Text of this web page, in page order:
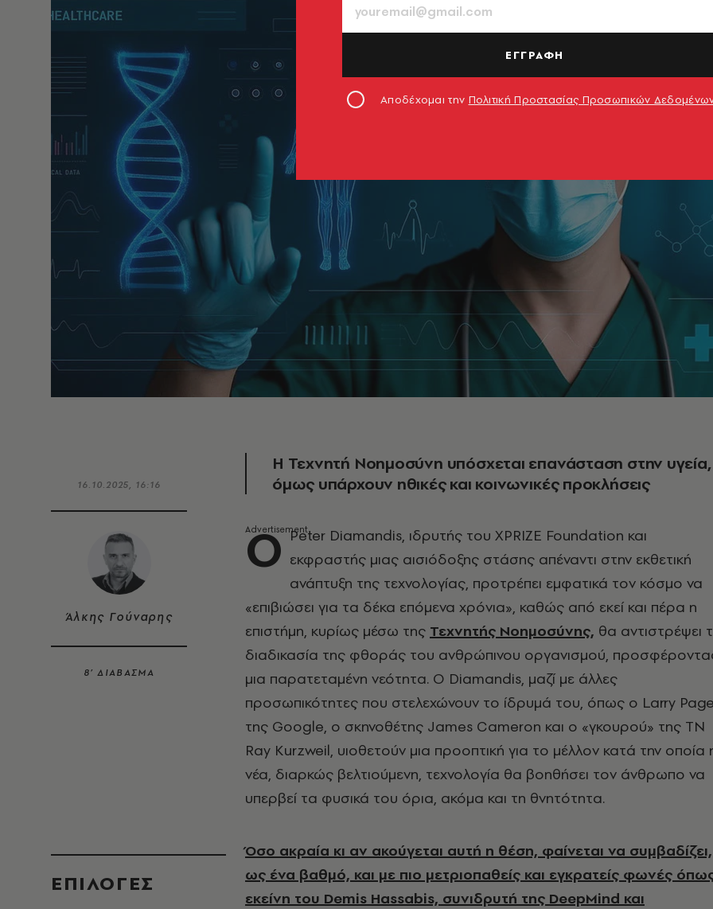
16.10.2025, 16:16
Άλκης Γούναρης
8’ ΔΙΑΒΑΣΜΑ
EΠΙΛΟΓΈΣ
Η Τεχνητή Νοημοσύνη υπόσχεται επανάσταση στην υγεία,
όμως υπάρχουν ηθικές και κοινωνικές προκλήσεις
Ο Peter Diamandis, ιδρυτής του XPRIZE Foundation και
εκφραστής μιας αισιόδοξης στάσης απέναντι στην εκθετική
ανάπτυξη της τεχνολογίας, προτρέπει εμφατικά τον κόσμο να
«επιβιώσει για τα δέκα επόμενα χρόνια», καθώς από εκεί και πέρα η
επιστήμη, κυρίως μέσω της Τεχνητής Νοημοσύνης, θα αντιστρέψει
διαδικασία της φθοράς του ανθρώπινου οργανισμού,
μια παρατεταμένη νεότητα. Ο Diamandis, μαζί με άλλες
προσωπικότητες που στελεχώνουν το ίδρυμά του, όπως ο Larry
της Google, ο σκηνοθέτης James Cameron και ο «γκουρού» της ΤΝ
Ray Kurzweil, υιοθετούν μια προοπτική για το μέλλον κατά την οποία
νέα, διαρκώς βελτιούμενη, τεχνολογία θα βοηθήσει τον άνθρωπο να
υπερβεί τα φυσικά του όρια, ακόμα και τη θνητότητα.
Όσο ακραία κι αν ακούγεται αυτή η θέση, φαίνεται να συμβαδίζει,
ως ένα βαθμό, και με πιο μετριοπαθείς και εγκρατείς φωνές
εκείνη του Demis Hassabis, συνιδρυτή της DeepMind και
ΕΓΓΡΑΦΗ
Αποδέχομαι την Πολιτική Προστασίας Προσωπικών